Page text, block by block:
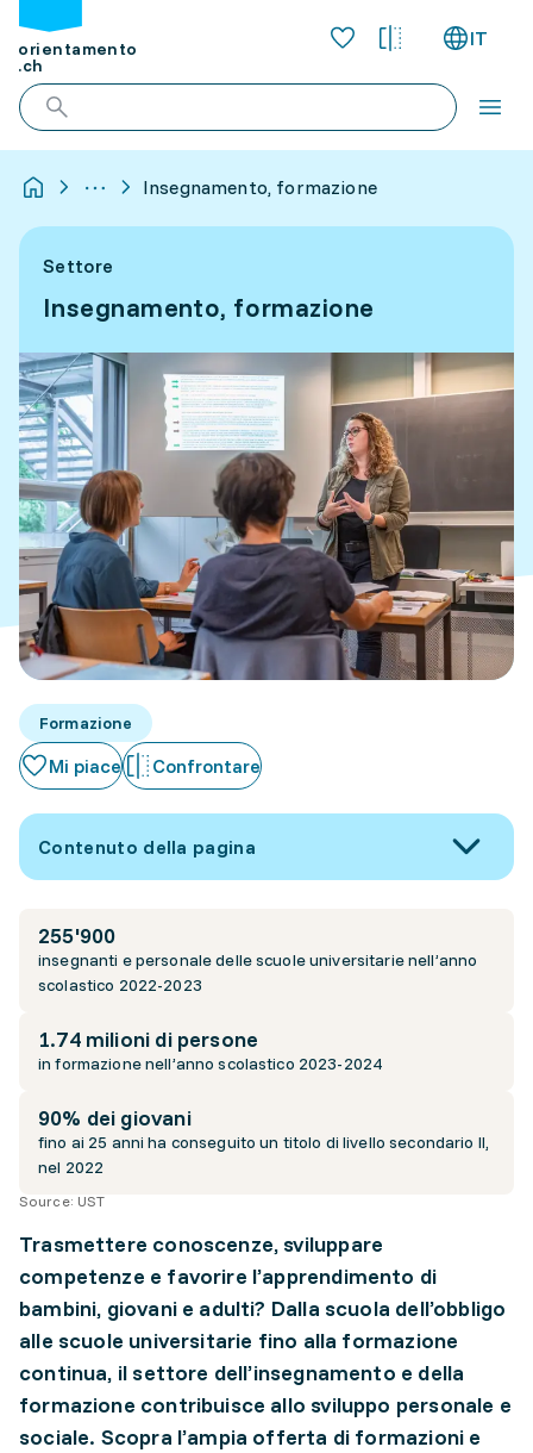
orientamento
.ch
IT
Insegnamento, formazione
Settore
Insegnamento, formazione
Formazione
Mi piace Confrontare
Contenuto della pagina
255'900
insegnanti e personale delle scuole universitarie nell’anno
scolastico 2022-2023
1.74 milioni di persone
in formazione nell’anno scolastico 2023-2024
90% dei giovani
fino ai 25 anni ha conseguito un titolo di livello secondario II,
nel 2022
Source: UST
Trasmettere conoscenze, sviluppare
competenze e favorire l’apprendimento di
bambini, giovani e adulti? Dalla scuola dell’obbligo
alle scuole universitarie fino alla formazione
continua, il settore dell’insegnamento e della
formazione contribuisce allo sviluppo personale e
sociale. Scopra l’ampia offerta di formazioni e